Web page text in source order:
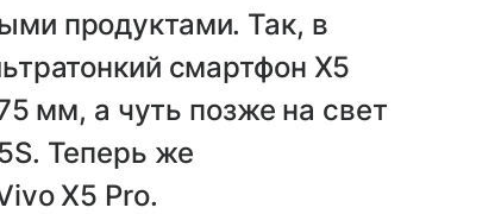
продуктами. Так, в
смартфон X5
мм, а чуть позже на свет
Теперь же
X5 Pro.